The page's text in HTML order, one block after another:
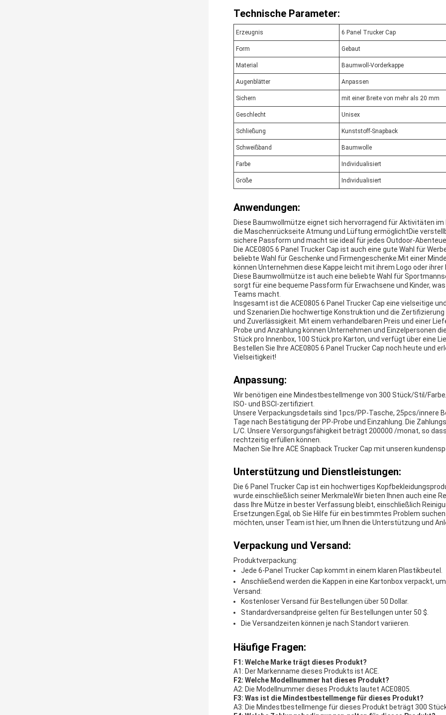
Technische Parameter:
Erzeugnis 6 Panel Trucker Cap
Form Gebaut
Material Baumwoll-Vorderkappe
Augenblätter Anpassen
Sichern mit einer Breite von mehr als 20 mm
Geschlecht Unisex
Schließung Kunststoff-Snapback
Schweißband Baumwolle
Farbe Individualisiert
Größe Individualisiert
Anwendungen:
Diese Baumwollmütze eignet sich hervorragend für Aktivitäten im
die Maschenrückseite Atmung und Lüftung ermöglichtDie
sichere Passform und macht sie ideal für jedes Outdoor-
Die ACE0805 6 Panel Trucker Cap ist auch eine gute Wahl für
beliebte Wahl für Geschenke und Firmengeschenke.Mit einer
können Unternehmen diese Kappe leicht mit ihrem Logo oder ihrer
Diese Baumwollmütze ist auch eine beliebte Wahl für
sorgt für eine bequeme Passform für Erwachsene und Kinder,
Teams macht.
Insgesamt ist die ACE0805 6 Panel Trucker Cap eine vielseitige
und Szenarien.Die hochwertige Konstruktion und die
und Zuverlässigkeit. Mit einem verhandelbaren Preis und einer
Probe und Anzahlung können Unternehmen und Einzelpersonen
Stück pro Innenbox, 100 Stück pro Karton, und verfügt über eine
Bestellen Sie Ihre ACE0805 6 Panel Trucker Cap noch heute und
Vielseitigkeit!
Anpassung:
Wir benötigen eine Mindestbestellmenge von 300 Stück/Stil/
ISO- und BSCI-zertifiziert.
Unsere Verpackungsdetails sind 1pcs/PP-Tasche, 25pcs/innere
Tage nach Bestätigung der PP-Probe und Einzahlung. Die
L/C. Unsere Versorgungsfähigkeit beträgt 200000 /monat, so
rechtzeitig erfüllen können.
Machen Sie Ihre ACE Snapback Trucker Cap mit unseren
Unterstützung und Dienstleistungen:
Die 6 Panel Trucker Cap ist ein hochwertiges
wurde.einschließlich seiner MerkmaleWir bieten Ihnen auch eine
dass Ihre Mütze in bester Verfassung bleibt, einschließlich
Ersetzungen.Egal, ob Sie Hilfe für ein bestimmtes Problem
möchten, unser Team ist hier, um Ihnen die Unterstützung und
Verpackung und Versand:
Produktverpackung:
Jede 6-Panel Trucker Cap kommt in einem klaren Plastikbeutel.
Anschließend werden die Kappen in eine Kartonbox verpackt,
Versand:
Kostenloser Versand für Bestellungen über 50 Dollar.
Standardversandpreise gelten für Bestellungen unter 50 $.
Die Versandzeiten können je nach Standort variieren.
Häufige Fragen:
F1: Welche Marke trägt dieses Produkt?
A1: Der Markenname dieses Produkts ist ACE.
F2: Welche Modellnummer hat dieses Produkt?
A2: Die Modellnummer dieses Produkts lautet ACE0805.
F3: Was ist die Mindestbestellmenge für dieses Produkt?
A3: Die Mindestbestellmenge für dieses Produkt beträgt 300